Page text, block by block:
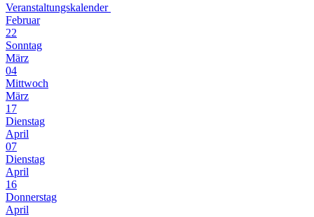
Veranstaltungskalender
Februar
22
Sonntag
März
04
Mittwoch
März
17
Dienstag
April
07
Dienstag
April
16
Donnerstag
April